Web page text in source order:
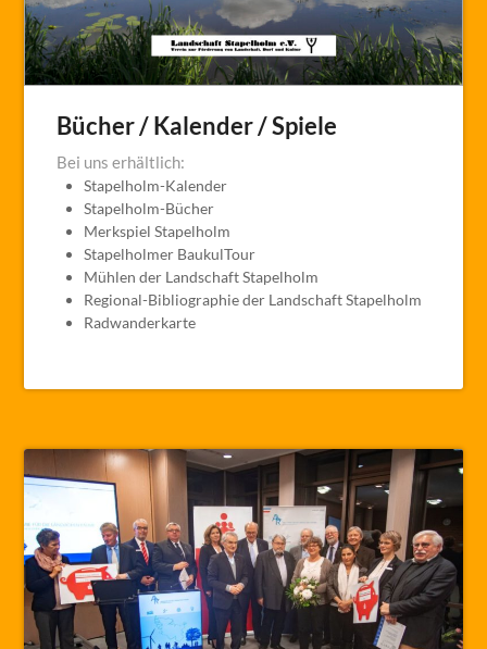
Bücher / Kalender / Spiele
Bei uns erhältlich:
Stapelholm-Kalender
Stapelholm-Bücher
Merkspiel Stapelholm
Stapelholmer BaukulTour
Mühlen der Landschaft Stapelholm
Regional-Bibliographie der Landschaft Stapelholm
Radwanderkarte